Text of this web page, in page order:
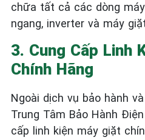
chữa tất cả các dòng
ngang, inverter và máy
3. Cung Cấp Linh
Chính Hãng
Ngoài dịch vụ bảo hành
Trung Tâm Bảo Hành
cấp linh kiện máy giặt